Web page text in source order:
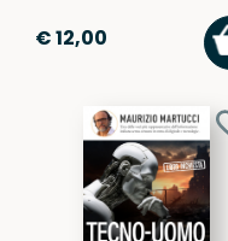
€ 12,00